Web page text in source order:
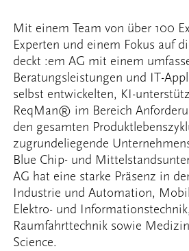
Mit einem Team von über 100
Experten und einem Fokus auf
deckt :em AG mit einem
Beratungsleistungen und IT-
selbst entwickelten, KI-
ReqMan® im Bereich
den gesamten
zugrundeliegende
Blue Chip- und
AG hat eine starke Präsenz in
Industrie und Automation,
Elektro- und
Raumfahrttechnik sowie
Science.